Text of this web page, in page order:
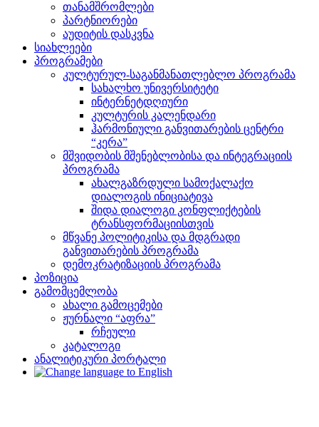
თანამშრომლები
პარტნიორები
აუდიტის დასკვნა
სიახლეები
პროგრამები
კულტურულ-საგანმანათლებლო პროგრამა
სახალხო უნივერსიტეტი
ინტერნეტდღიური
კულტურის კალენდარი
ჰარმონიული განვითარების ცენტრი
“კერა”
მშვიდობის მშენებლობისა და ინტეგრაციის
პროგრამა
ახალგაზრდული სამოქალაქო
დიალოგის ინიციატივა
შიდა დიალოგი კონფლიქტების
ტრანსფორმაციისთვის
მწვანე პოლიტიკისა და მდგრადი
განვითარების პროგრამა
დემოკრატიზაციის პროგრამა
პოზიცია
გამომცემლობა
ახალი გამოცემები
ჟურნალი “აფრა”
რჩეული
კატალოგი
ანალიტიკური პორტალი